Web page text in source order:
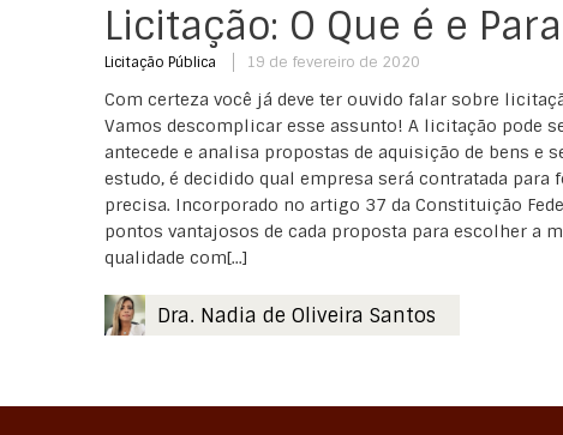
Licitação: O Que é e
Licitação Pública 19 de fevereiro de 2020
Com certeza você já deve ter ouvido falar sobre
Vamos descomplicar esse assunto! A licitação pode
antecede e analisa propostas de aquisição de bens e
estudo, é decidido qual empresa será contratada
precisa. Incorporado no artigo 37 da Constituição
pontos vantajosos de cada proposta para escolher a
qualidade com[...]
Dra. Nadia de Oliveira Santos